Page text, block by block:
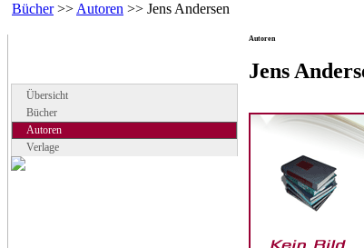
Bücher>> Autoren >> Jens Andersen
Übersicht
Bücher
Autoren
Verlage
Autoren
Jens